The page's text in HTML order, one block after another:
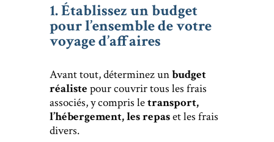
1. Établissez un budget
pour l’ensemble de votre
voyage d’affaires
Avant tout, déterminez unbudget
réaliste pour couvrir tous les frais
associés, y compris letransport,
l’hébergement, les repaset les frais
divers.